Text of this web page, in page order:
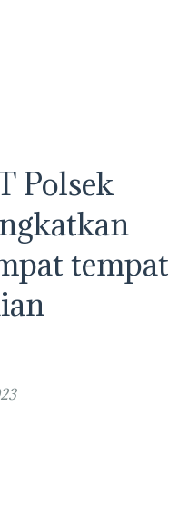
Polsek
tempat